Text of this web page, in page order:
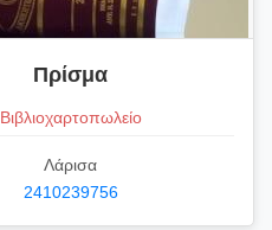
Πρίσμα
Βιβλιοχαρτοπωλείο
Λάρισα
2410239756